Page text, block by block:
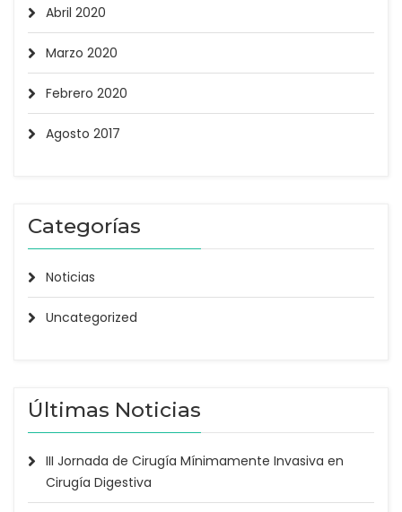
Abril 2020
Marzo 2020
Febrero 2020
Agosto 2017
Categorías
Noticias
Uncategorized
Últimas Noticias
III Jornada de Cirugía Mínimamente Invasiva en
Cirugía Digestiva